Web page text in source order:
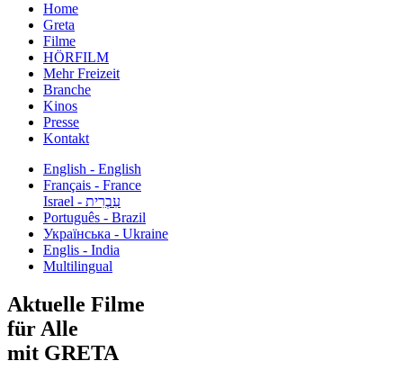
Home
Greta
Filme
HÖRFILM
Mehr Freizeit
Branche
Kinos
Presse
Kontakt
English - English
Français - France
עִבְרִית - Israel
Português - Brazil
Українська - Ukraine
Englis - India
Multilingual
Aktuelle Filme
für Alle
mit GRETA